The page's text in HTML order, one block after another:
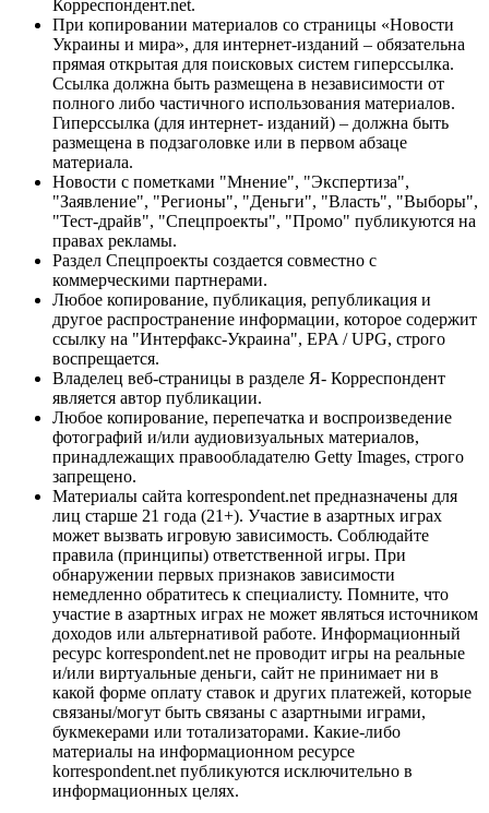
Корреспондент.net.
При копировании материалов со страницы «Новости
Украины и мира», для интернет-изданий – обязательна
прямая открытая для поисковых систем гиперссылка.
Ссылка должна быть размещена в независимости от
полного либо частичного использования материалов.
Гиперссылка (для интернет- изданий) – должна быть
размещена в подзаголовке или в первом абзаце
материала.
Новости с пометками "Мнение", "Экспертиза",
"Заявление", "Регионы", "Деньги", "Власть", "Выборы",
"Тест-драйв", "Спецпроекты", "Промо" публикуются на
правах рекламы.
Раздел Спецпроекты создается совместно с
коммерческими партнерами.
Любое копирование, публикация, републикация и
другое распространение информации, которое содержит
ссылку на "Интерфакс-Украина", EPA / UPG, строго
воспрещается.
Владелец веб-страницы в разделе Я- Корреспондент
является автор публикации.
Любое копирование, перепечатка и воспроизведение
фотографий и/или аудиовизуальных материалов,
принадлежащих правообладателю Getty Images, строго
запрещено.
Материалы сайта korrespondent.net предназначены для
лиц старше 21 года (21+). Участие в азартных играх
может вызвать игровую зависимость. Соблюдайте
правила (принципы) ответственной игры. При
обнаружении первых признаков зависимости
немедленно обратитесь к специалисту. Помните, что
участие в азартных играх не может являться источником
доходов или альтернативой работе. Информационный
ресурс korrespondent.net не проводит игры на реальные
и/или виртуальные деньги, сайт не принимает ни в
какой форме оплату ставок и других платежей, которые
связаны/могут быть связаны с азартными играми,
букмекерами или тотализаторами. Какие-либо
материалы на информационном ресурсе
korrespondent.net публикуются исключительно в
информационных целях.